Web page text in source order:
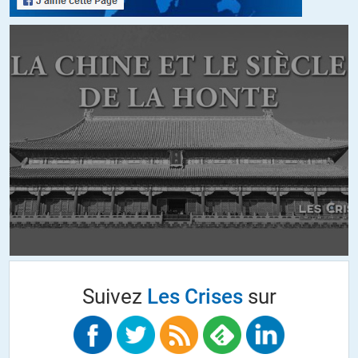
a mon avis tu a du confondre avec nazional hebdo …
Virginie//11.01.2015 à 10h37
Bonjour,
Malhuresement, il me semble que au contraire vous vous laissez aller
par votre affect. Lorsque vous concluez que « la plupart de ceux-ci
[dessins], ceux qui ont causé tant de problèmes et de dégâts, ne sont
pas drôles, ne véhiculent aucune message, ne poussent pas à la
destinées à choquer, humilier, blesser », c’est que VOUS avez été
dessins. Or vous ne pouvez pas affirmer que c’était leur destination.
Pour ma part lorsque je regarde les dessins que vous republiez ici, oui
je me dit qu’on peut être choquée mais je ne le suis pas moi-même car
j’y vois un message contre la manipulation des religions et des
Suivez Les Crisessur